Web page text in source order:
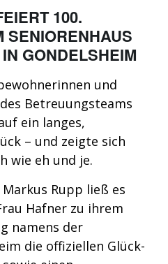
100.
SENIORENHAUS
GONDELSHEIM
und
Betreuungsteams
ein langes,
– und zeigte sich
wie eh und je.
Rupp ließ es
Hafner zu ihrem
namens der
die offiziellen Glück-